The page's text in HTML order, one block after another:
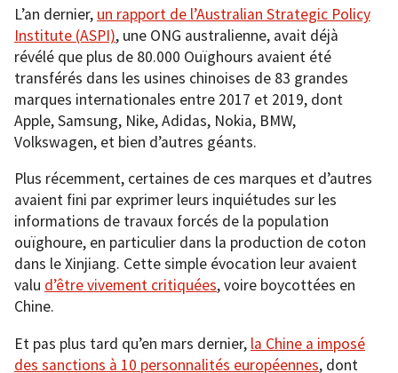
L’an dernier, un rapport de l’Australian Strategic Policy
Institute (ASPI), une ONG australienne, avait déjà
révélé que plus de 80.000 Ouïghours avaient été
transférés dans les usines chinoises de 83 grandes
marques internationales entre 2017 et 2019, dont
Apple, Samsung, Nike, Adidas, Nokia, BMW,
Volkswagen, et bien d’autres géants.
Plus récemment, certaines de ces marques et d’autres
avaient fini par exprimer leurs inquiétudes sur les
informations de travaux forcés de la population
ouïghoure, en particulier dans la production de coton
dans le Xinjiang. Cette simple évocation leur avaient
valu d’être vivement critiquées, voire boycottées en
Chine.
Et pas plus tard qu’en mars dernier, la Chine a imposé
des sanctions à 10 personnalités européennes, dont